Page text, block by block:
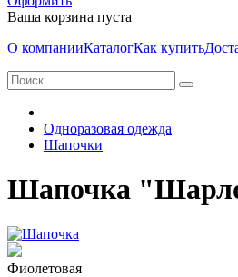
Ваша корзина пуста
О компанииКаталогКак купить
Одноразовая одежда
Шапочки
Шапочка
Фиолетовая